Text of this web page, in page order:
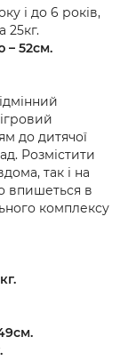
і до 6 років,
25кг.
– 52см.
до дитячої
Розмістити
так і на
впишеться в
комплексу